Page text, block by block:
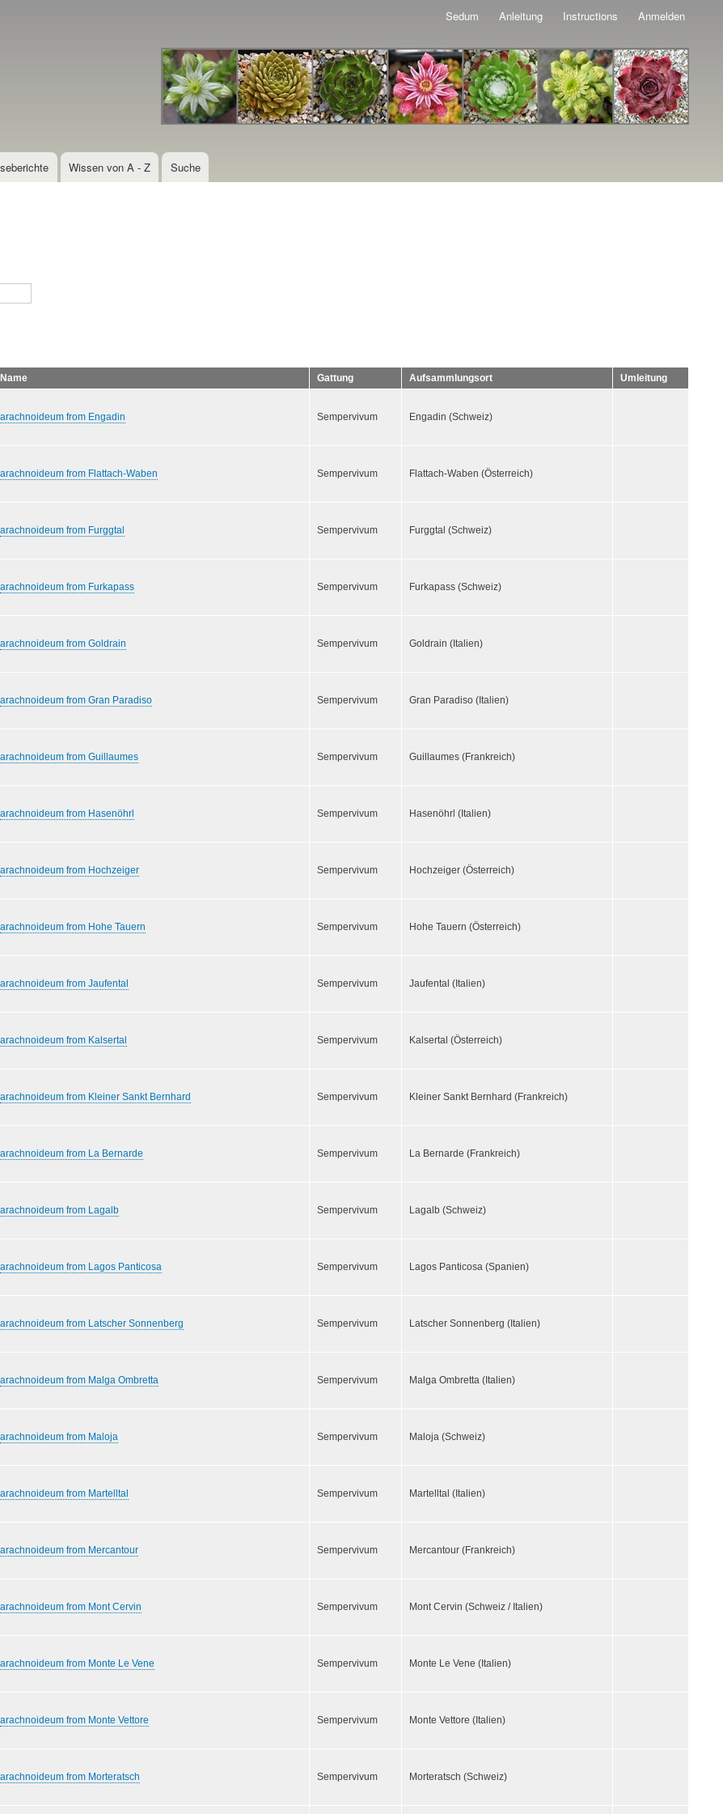
Inhalt
Sedum Anleitung Instructions Anmelden
Wissen von A - Z Suche
Name Gattung Aufsammlungsort Umleitung
arachnoideum from Engadin Sempervivum Engadin (Schweiz)
arachnoideum from Flattach-Waben Sempervivum Flattach-Waben (Österreich)
arachnoideum from Furggtal Sempervivum Furggtal (Schweiz)
arachnoideum from Furkapass Sempervivum Furkapass (Schweiz)
arachnoideum from Goldrain Sempervivum Goldrain (Italien)
arachnoideum from Gran Paradiso Sempervivum Gran Paradiso (Italien)
arachnoideum from Guillaumes Sempervivum Guillaumes (Frankreich)
arachnoideum from Hasenöhrl Sempervivum Hasenöhrl (Italien)
arachnoideum from Hochzeiger Sempervivum Hochzeiger (Österreich)
arachnoideum from Hohe Tauern Sempervivum Hohe Tauern (Österreich)
arachnoideum from Jaufental Sempervivum Jaufental (Italien)
arachnoideum from Kalsertal Sempervivum Kalsertal (Österreich)
arachnoideum from Kleiner Sankt Bernhard Sempervivum Kleiner Sankt Bernhard (Frankreich)
arachnoideum from La Bernarde Sempervivum La Bernarde (Frankreich)
arachnoideum from Lagalb Sempervivum Lagalb (Schweiz)
arachnoideum from Lagos Panticosa Sempervivum Lagos Panticosa (Spanien)
arachnoideum from Latscher Sonnenberg Sempervivum Latscher Sonnenberg (Italien)
arachnoideum from Malga Ombretta Sempervivum Malga Ombretta (Italien)
arachnoideum from Maloja Sempervivum Maloja (Schweiz)
arachnoideum from Martelltal Sempervivum Martelltal (Italien)
arachnoideum from Mercantour Sempervivum Mercantour (Frankreich)
arachnoideum from Mont Cervin Sempervivum Mont Cervin (Schweiz / Italien)
arachnoideum from Monte Le Vene Sempervivum Monte Le Vene (Italien)
arachnoideum from Monte Vettore Sempervivum Monte Vettore (Italien)
arachnoideum from Morteratsch Sempervivum Morteratsch (Schweiz)